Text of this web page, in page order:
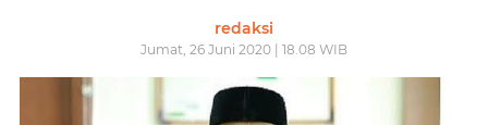
redaksi
Jumat, 26 Juni 2020 | 18.08 WIB